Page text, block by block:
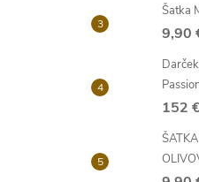
Šatka
9,90
152